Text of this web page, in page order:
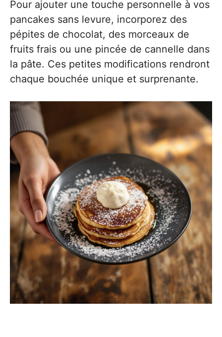
Pour ajouter une touche personnelle à vos
pancakes sans levure, incorporez des
pépites de chocolat, des morceaux de
fruits frais ou une pincée de cannelle dans
la pâte. Ces petites modifications rendront
chaque bouchée unique et surprenante.